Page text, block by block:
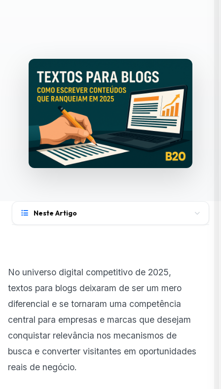
Neste Artigo
de textos para Blog?
Conteúdo para Internet
Qualidade de Conteúdo: O Alicerce da Redação
Digital
Comunicação Eficiente e UX Writing
No universo digital competitivo de 2025,
textos para blogs deixaram de ser um mero
diferencial e se tornaram uma competência
central para empresas e marcas que desejam
conquistar relevância nos mecanismos de
busca e converter visitantes em oportunidades
reais de negócio.